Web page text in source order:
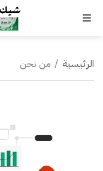
القائمة
الرئيسية / من نحن